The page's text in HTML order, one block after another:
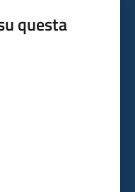
questa